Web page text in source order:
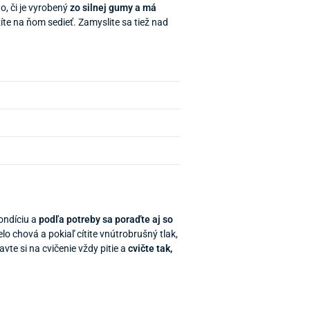
či je vyrobenýzo silnej gumy a má
na ňom sedieť. Zamyslite sa tiež nad
apodľa potreby sa poraďte aj so
chová a pokiaľ cítite vnútrobrušný tlak,
si na cvičenie vždy pitie acvičte tak,